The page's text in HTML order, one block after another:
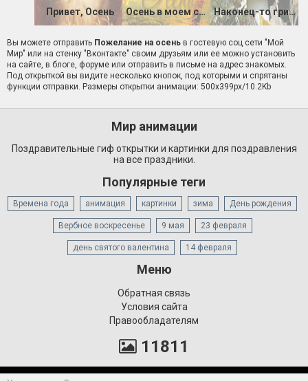
Привет, Осень Осень в моем сердце Наконец-то грибная пора
Вы можете отправить Пожелание на осень в гостевую соц сети "Мой
Мир" или на стенку "Вконтакте" своим друзьям или ее можно установить
на сайте, в блоге, форуме или отправить в письме на адрес знакомых.
Под открыткой вы видите несколько кнопок, под которыми и спрятаны
функции отправки. Размеры открытки анимации: 500x399px/10.2Kb
Мир анимации
Поздравительные гиф открытки и картинки для поздравления
на все праздники.
Популярные теги
Времена года анимация картинки зима День рождения
Вербное воскресенье 9 мая 23 февраля
день святого валентина 14 февраля
Меню
Обратная связь
Условия сайта
Правообладателям
11811